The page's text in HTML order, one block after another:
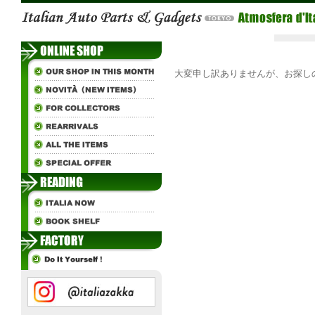
大変申し訳ありませんが、お探